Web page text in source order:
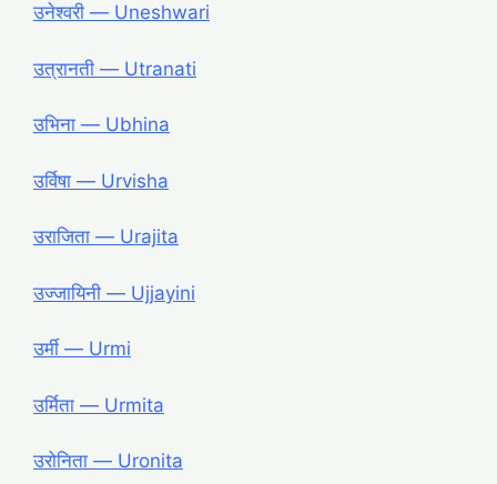
उनेश्वरी ― Uneshwari
उत्रानती ― Utranati
उभिना ― Ubhina
उर्विषा ― Urvisha
उराजिता ― Urajita
उज्जायिनी ― Ujjayini
उर्मी ― Urmi
उर्मिता ― Urmita
उरोनिता ― Uronita